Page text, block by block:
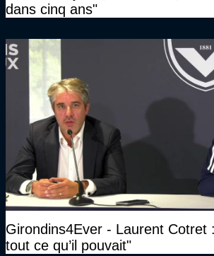
dans cinq ans"
Girondins4Ever - Laurent Cotret
tout ce qu’il pouvait"